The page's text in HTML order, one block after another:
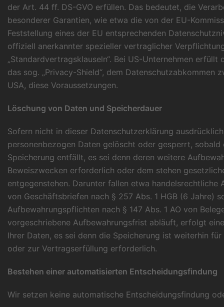
der Art. 44 ff. DS-GVO erfüllen. Das bedeutet, die
besonderer Garantien, wie etwa die von der EU-
Feststellung eines der EU entsprechenden
offiziell anerkannter spezieller vertraglicher
„Standardvertragsklauseln“. Bei US-Unternehmen
das sog. „Privacy-Shield“, dem Datenschutzabkommen
USA, diese Voraussetzungen.
Löschung von Daten und Speicherdauer
Sofern nicht in dieser Datenschutzerklärung
personenbezogen Daten gelöscht oder gesperrt,
Speicherung entfällt, es sei denn deren weitere
Beweiszwecken erforderlich oder dem stehen
entgegenstehen. Darunter fallen etwa handelsrechtliche
von Geschäftsbriefen nach § 257 Abs. 1 HGB (6 Jahre)
Aufbewahrungspflichten nach § 147 Abs. 1 AO von
vorgeschriebene Aufbewahrungsfrist abläuft, erfolgt
Ihrer Daten, es sei denn die Speicherung ist weiterhin
oder zur Vertragserfüllung erforderlich.
Bestehen einer automatisierten Entscheidungsfindung
Wir setzen keine automatische Entscheidungsfindung